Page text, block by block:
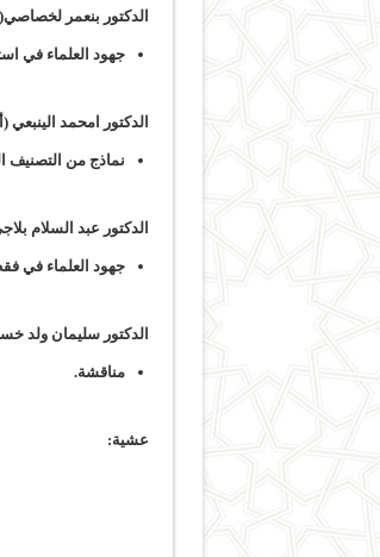
الدكتور بنعمر
جهود العلماء في
الدكتور امحمد الينبعي
نماذج من التصنيف
الدكتور عبد السلام
جهود العلماء في
الدكتور سليمان ولد
مناقشة.
عشية: